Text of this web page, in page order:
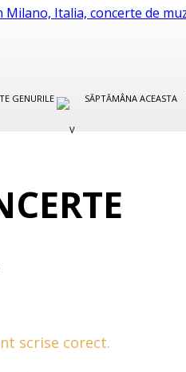
GENURILE SĂPTĂMÂNA ACEASTA
scrise corect.